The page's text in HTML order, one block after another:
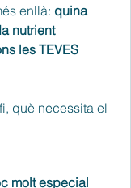
enllà: quina
nutrient
les TEVES
què necessita el
molt especial